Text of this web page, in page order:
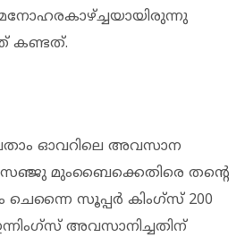
മനോഹരകാഴ്ച്ചയായിരുന്നു
കണ്ടത്.
ഓവറിലെ അവസാന
മുംബൈക്കെതിരെ തന്റെ
ചെന്നൈ സൂപ്പർ കിംഗ്സ് 200
അവസാനിച്ചതിന്